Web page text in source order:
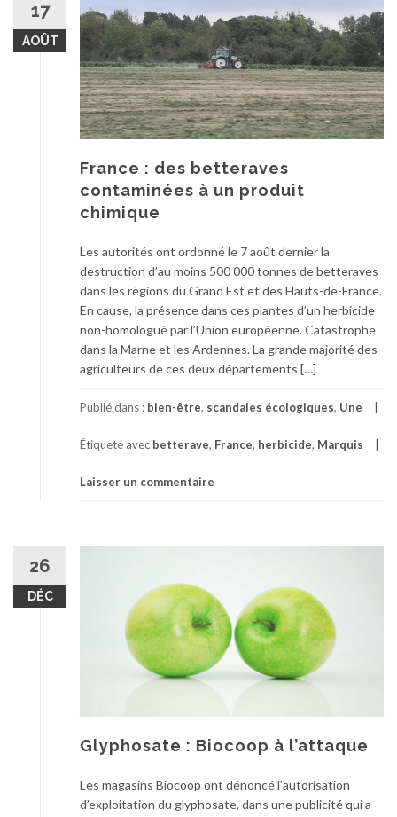
17
AOÛT
France : des betteraves
contaminées à un produit
chimique
Les autorités ont ordonné le 7 août dernier la
destruction d’au moins 500 000 tonnes de betteraves
dans les régions du Grand Est et des Hauts-de-France.
En cause, la présence dans ces plantes d’un herbicide
non-homologué par l’Union européenne. Catastrophe
dans la Marne et les Ardennes. La grande majorité des
agriculteurs de ces deux départements […]
Publié dans : bien-être, scandales écologiques, Une
Étiqueté avec betterave, France, herbicide, Marquis
Laisser un commentaire
26
DÉC
Glyphosate : Biocoop à l’attaque
Les magasins Biocoop ont dénoncé l’autorisation
d’exploitation du glyphosate, dans une publicité qui a